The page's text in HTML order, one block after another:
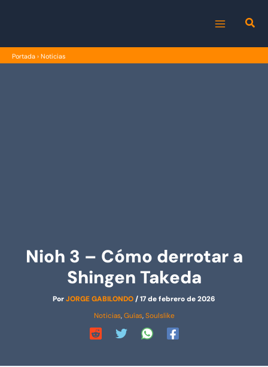
MENU
Portada › Noticias
Nioh 3 – Cómo derrotar a
Shingen Takeda
PorJORGE GABILONDO/17 de febrero de 2026
Noticias,Guías,Soulslike